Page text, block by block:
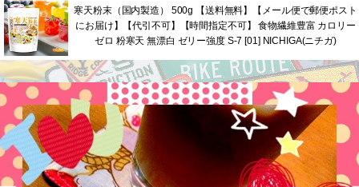
寒天粉末（国内製造） 500g 【送料無料】【メール便で郵便ポスト
にお届け】【代引不可】【時間指定不可】 食物繊維豊富 カロリー
ゼロ 粉寒天 無漂白 ゼリー強度 S-7 [01] NICHIGA(ニチガ)